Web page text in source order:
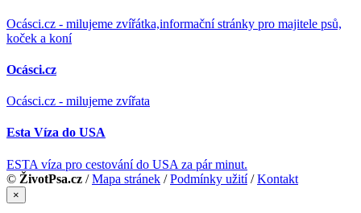
Ocásci.cz - milujeme zvířátka,informační stránky pro majitele psů,
koček a koní
Ocásci.cz
Ocásci.cz - milujeme zvířata
Esta Víza do USA
ESTA víza pro cestování do USA za pár minut.
© ŽivotPsa.cz /Mapa stránek /Podmínky užití/Kontakt
×